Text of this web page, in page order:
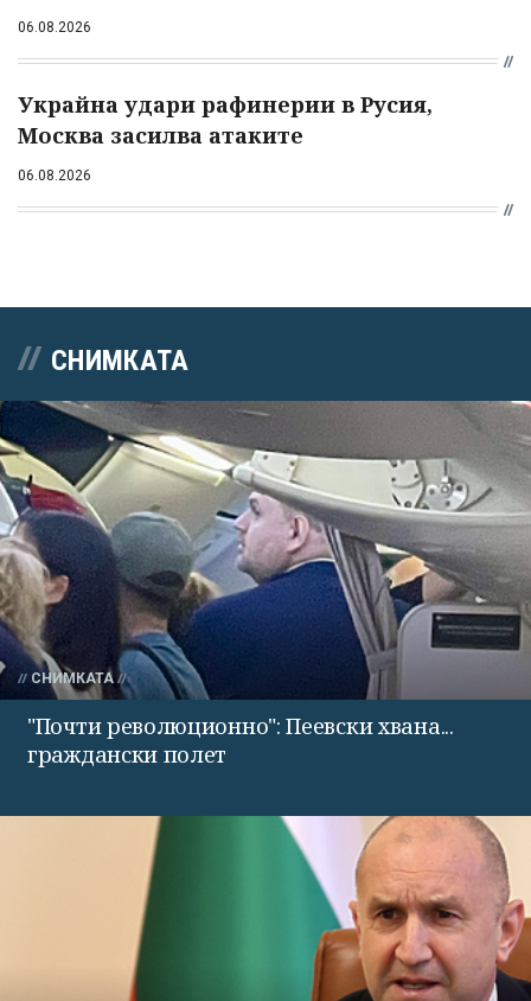
06.08.2026
Украйна удари рафинерии в Русия,
Москва засилва атаките
06.08.2026
СНИМКАТА
СНИМКАТА
"Почти революционно": Пеевски хвана...
граждански полет